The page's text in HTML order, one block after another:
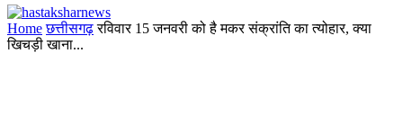
Home छत्तीसगढ़ रविवार 15 जनवरी को है मकर संक्रांति का त्योहार, क्या
खिचड़ी खाना...